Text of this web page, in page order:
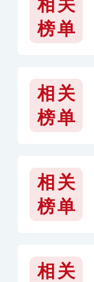
相关
榜单
相关
榜单
相关
榜单
相关